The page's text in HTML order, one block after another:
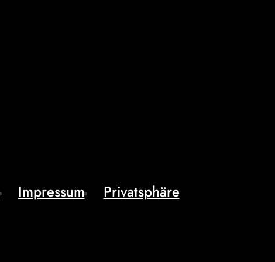
Impressum Privatsphäre